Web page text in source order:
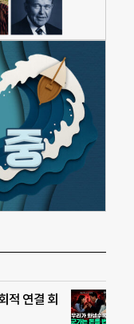
적 연결 회